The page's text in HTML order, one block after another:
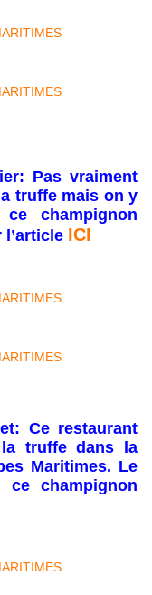
Pas vraiment
truffe mais on y
champignon
l’article ICI
Ce restaurant
truffe dans la
Maritimes. Le
champignon